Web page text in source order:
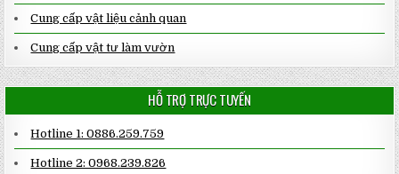
Cung cấp vật liệu cảnh quan
Cung cấp vật tư làm vườn
HỖ TRỢ TRỰC TUYẾN
Hotline 1: 0886.259.759
Hotline 2: 0968.239.826